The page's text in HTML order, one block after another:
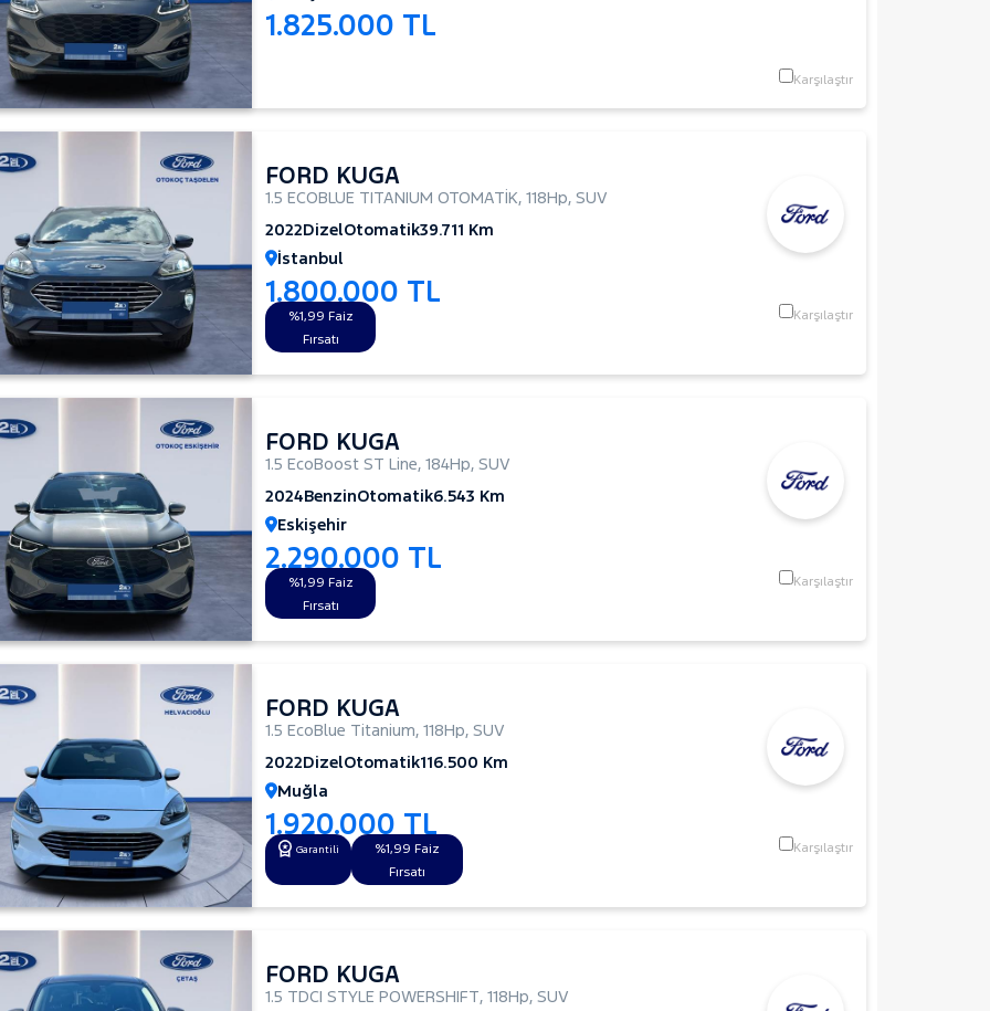
1.825.000 TL
Karşılaştır
FORD KUGA
1.5 ECOBLUE TITANIUM OTOMATİK, 118Hp, SUV
2022DizelOtomatik39.711 Km
İstanbul
1.800.000 TL
%1,99 Faiz
Fırsatı
Karşılaştır
FORD KUGA
1.5 EcoBoost ST Line, 184Hp, SUV
2024BenzinOtomatik6.543 Km
Eskişehir
2.290.000 TL
%1,99 Faiz
Fırsatı
Karşılaştır
FORD KUGA
1.5 EcoBlue Titanium, 118Hp, SUV
2022DizelOtomatik116.500 Km
Muğla
1.920.000 TL
Garantili
%1,99 Faiz
Fırsatı
Karşılaştır
FORD KUGA
1.5 TDCI STYLE POWERSHIFT, 118Hp, SUV